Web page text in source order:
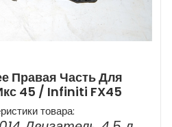
Правая Часть Для
45 / Infiniti FX45
товара: